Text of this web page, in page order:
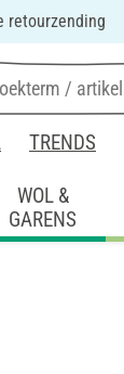
retourzending
TRENDS
WOL &
GARENS